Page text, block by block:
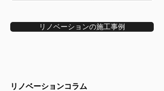
リノベーションの施工事例
リノベーションコラム